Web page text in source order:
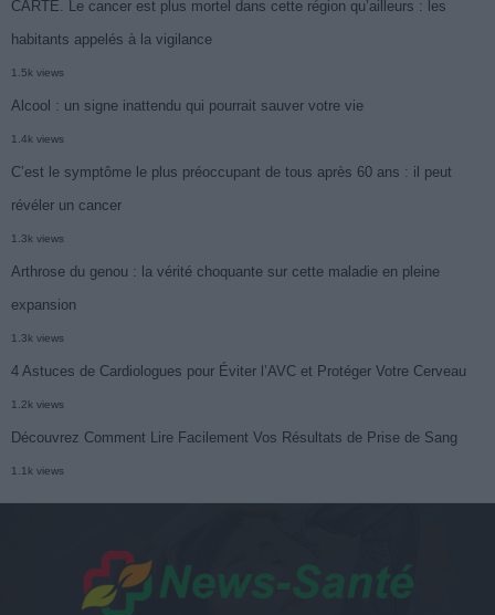
CARTE. Le cancer est plus mortel dans cette région qu’ailleurs : les
habitants appelés à la vigilance
1.5k views
Alcool : un signe inattendu qui pourrait sauver votre vie
1.4k views
C’est le symptôme le plus préoccupant de tous après 60 ans : il peut
révéler un cancer
1.3k views
Arthrose du genou : la vérité choquante sur cette maladie en pleine
expansion
1.3k views
4 Astuces de Cardiologues pour Éviter l’AVC et Protéger Votre Cerveau
1.2k views
Découvrez Comment Lire Facilement Vos Résultats de Prise de Sang
1.1k views